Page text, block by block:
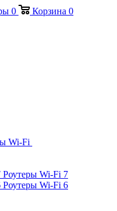
0 Корзина 0
Wi-Fi
Роутеры Wi-Fi 7
Роутеры Wi-Fi 6